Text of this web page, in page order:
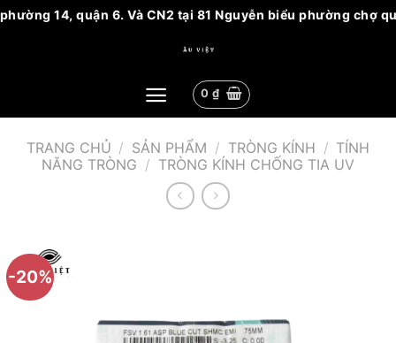
14, quận 6. Và CN2 tại 81 Nguyễn biểu phường chợ
0 ₫
TRANG CHỦ / SẢN PHẨM / TRÒNG KÍNH / TÍNH
NĂNG TRÒNG / TRÒNG KÍNH CHỐNG TIA UV
-20%